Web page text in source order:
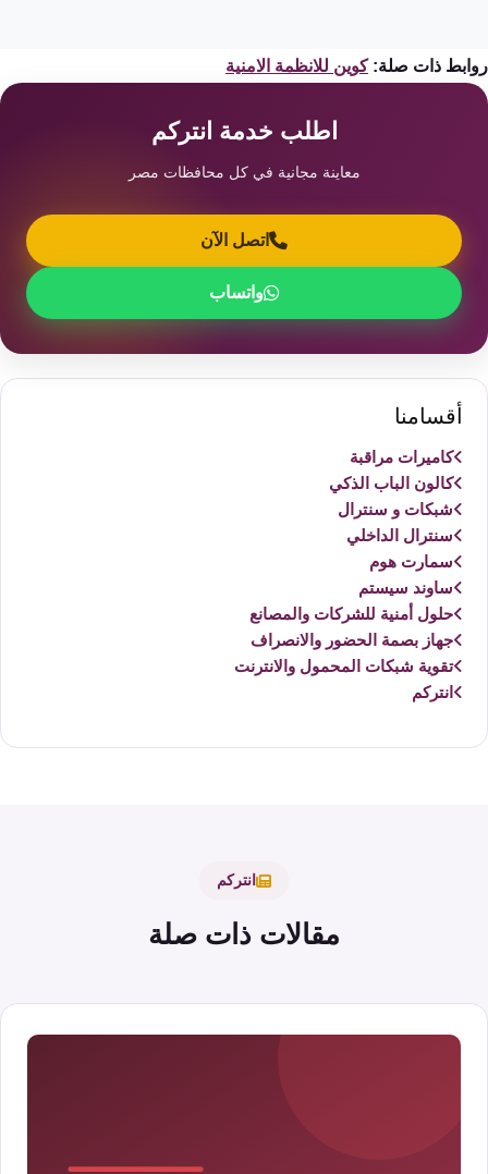
ذات صلة: كوين للانظمة الامنية
اطلب خدمة انتركم
معاينة مجانية في كل محافظات مصر
اتصل الآن
واتساب
أقسامنا
كاميرات مراقبة
كالون الباب الذكي
شبكات و سنترال
سنترال الداخلي
سمارت هوم
ساوند سيستم
حلول أمنية للشركات والمصانع
جهاز بصمة الحضور والانصراف
تقوية شبكات المحمول والانترنت
انتركم
انتركم
مقالات ذات صلة